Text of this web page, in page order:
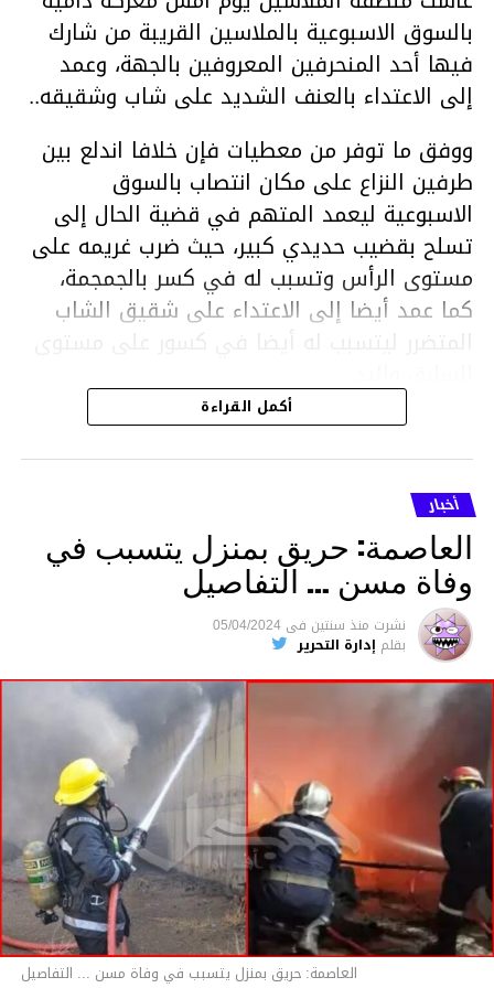
بالسوق الاسبوعية بالملاسين القريبة من شارك
فيها أحد المنحرفين المعروفين بالجهة، وعمد
إلى الاعتداء بالعنف الشديد على شاب وشقيقه..
ووفق ما توفر من معطيات فإن خلافا اندلع بين
طرفين النزاع على مكان انتصاب بالسوق
الاسبوعية ليعمد المتهم في قضية الحال إلى
تسلح بقضيب حديدي كبير، حيث ضرب غريمه على
مستوى الرأس وتسبب له في كسر بالجمجمة،
كما عمد أيضا إلى الاعتداء على شقيق الشاب
المتضرر ليتسبب له أيضا في كسور على مستوى
هذا وقد تمكن أعوان مركز الأمن الوطني بحي
هلال في توقيت قياسي من محاصرة المشتبه به
والقبض عليه وإحالته على التحقيق في خصوص
ما نُسبه إليه.
متابعة
قسم الاخبار
أكمل القراءة
أخبار
العاصمة: حريق بمنزل يتسبب في
وفاة مسن … التفاصيل
نشرت منذ سنتين فى 05/04/2024
بقلم إدارة التحرير
العاصمة: حريق بمنزل يتسبب في وفاة مسن ... التفاصيل